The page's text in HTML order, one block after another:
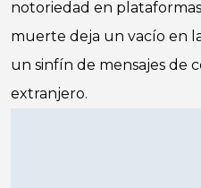
notoriedad en
muerte deja un vacío en
un sinfín de mensajes de
extranjero.